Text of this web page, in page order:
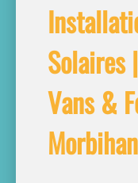
Solaires
Vans &